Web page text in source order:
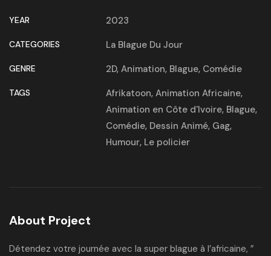
YEAR 2023
CATEGORIES La Blague Du Jour
GENRE 2D, Animation, Blague, Comédie
TAGS Afrikatoon, Animation Africaine,
Animation en Côte d'Ivoire, Blague,
Comédie, Dessin Animé, Gag,
Humour, Le policier
About Project
Détendez votre journée avec la super blague à l’africaine, ”